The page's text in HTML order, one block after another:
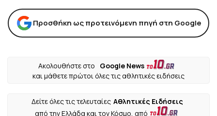
Προσθήκη ως προτεινόμενη πηγή στη Google
Ακολουθήστε στο
Google News
και μάθετε πρώτοι όλες τις αθλητικές ειδήσεις
Δείτε όλες τις τελευταίες Αθλητικές Ειδήσεις
από την Ελλάδα και τον Κόσμο, από